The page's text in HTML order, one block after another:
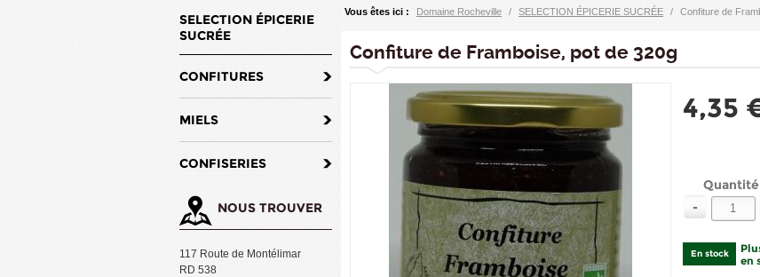
SELECTION ÉPICERIE
SUCRÉE
CONFITURES
MIELS
CONFISERIES
NOUS TROUVER
117 Route de Montélimar
RD 538
Vous êtes ici : Domaine Rocheville / SELECTION ÉPICERIE SUCRÉE / Confiture de
Confiture de Framboise, pot de 320g
4,35
-
En stock
en